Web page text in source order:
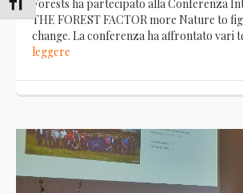
Attiva/disattiva dimensione testo
Forests ha partecipato alla Conferenza
THE FOREST FACTOR more Nature to
change. La conferenza ha affrontato vari
leggere